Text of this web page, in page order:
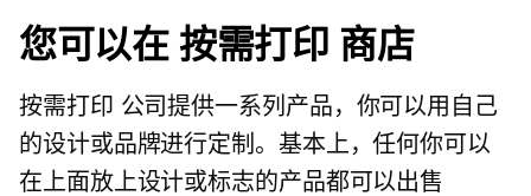
您可以在 按需打印 商店
按需打印 公司提供一系列产品，你可以用自己
的设计或品牌进行定制。基本上，任何你可以
在上面放上设计或标志的产品都可以出售